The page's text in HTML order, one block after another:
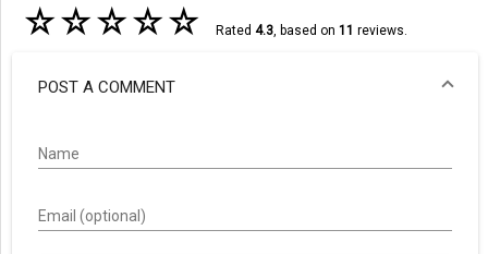
☆☆☆☆☆ Rated 4.3, based on 11 reviews.
POST A COMMENT
Name
Email (optional)